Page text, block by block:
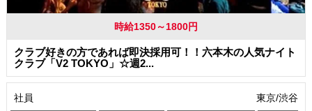
時給1350～1800円
クラブ好きの方であれば即決採用可！！六本木の人気ナイト
クラブ「V2 TOKYO」☆週2...
社員 東京/渋谷